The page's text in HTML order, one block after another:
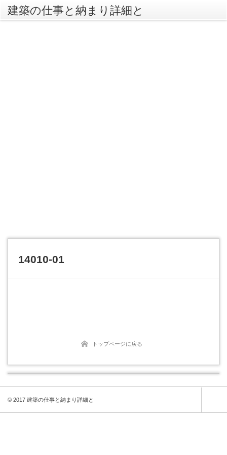
建築の仕事と納まり詳細と
14010-01
トップページに戻る
© 2017 建築の仕事と納まり詳細と